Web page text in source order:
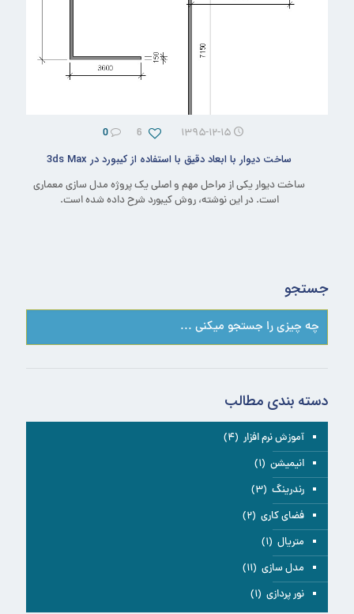
۱۳۹۵-۱۲-۱۵ 6
0
ساخت دیوار با ابعاد دقیق با استفاده از کیبورد در 3ds Max
ساخت دیوار یکی از مراحل مهم و اصلی یک پروژه مدل سازی معماری
است. در این نوشته، روش کیبورد شرح داده شده است.
جستجو
دسته بندی مطالب
آموزش نرم افزار (۴)
انیمیشن (۱)
رندرینگ (۳)
فضای کاری (۲)
متریال (۱)
مدل سازی (۱۱)
نور پردازی (۱)